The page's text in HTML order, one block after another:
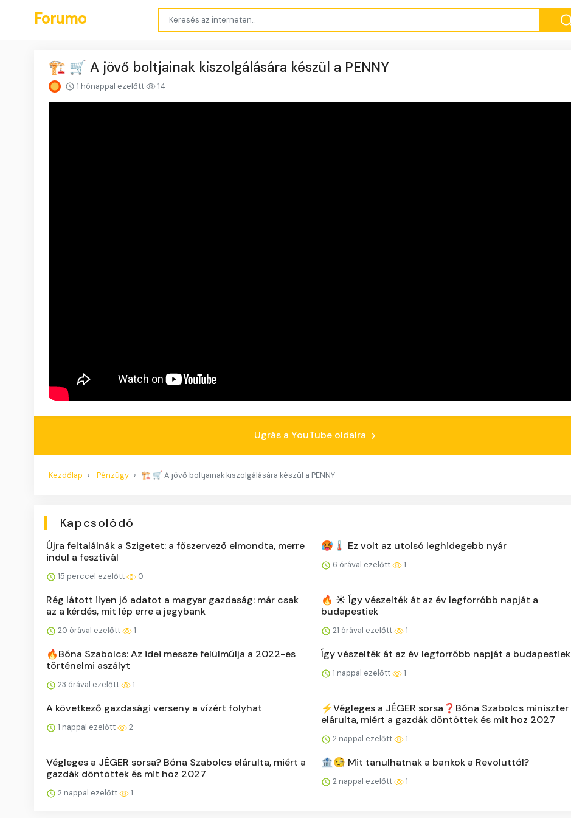
Forumo
🏗️ 🛒 A jövő boltjainak kiszolgálására készül a PENNY
1 hónappal ezelőtt 14
Ugrás a YouTube oldalra
Kezdőlap Pénzügy 🏗️ 🛒 A jövő boltjainak kiszolgálására készül a PENNY
Kapcsolódó
Újra feltalálnák a Szigetet: a főszervező elmondta, merre
indul a fesztivál
15 perccel ezelőtt 0
🥵🌡️ Ez volt az utolsó leghidegebb nyár
6 órával ezelőtt 1
Rég látott ilyen jó adatot a magyar gazdaság: már csak
az a kérdés, mit lép erre a jegybank
20 órával ezelőtt 1
🔥 ☀️ Így vészelték át az év legforróbb napját a
budapestiek
21 órával ezelőtt 1
🔥Bóna Szabolcs: Az idei messze felülmúlja a 2022-es
történelmi aszályt
23 órával ezelőtt 1
Így vészelték át az év legforróbb napját a budapestiek
1 nappal ezelőtt 1
A következő gazdasági verseny a vízért folyhat
1 nappal ezelőtt 2
⚡️Végleges a JÉGER sorsa❓Bóna Szabolcs miniszter
elárulta, miért a gazdák döntöttek és mit hoz 2027
2 nappal ezelőtt 1
Végleges a JÉGER sorsa? Bóna Szabolcs elárulta, miért a
gazdák döntöttek és mit hoz 2027
2 nappal ezelőtt 1
🏦🧐 Mit tanulhatnak a bankok a Revoluttól?
2 nappal ezelőtt 1